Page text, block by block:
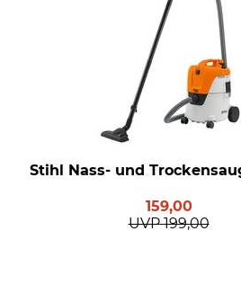
Stihl Nass- und
159,00
UVP 199,00